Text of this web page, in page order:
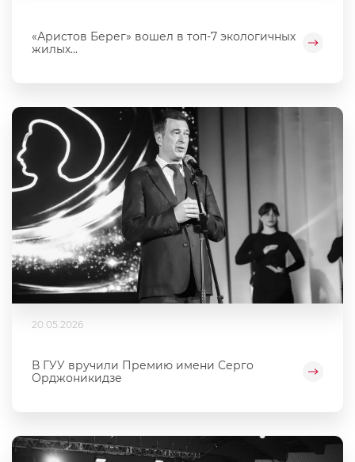
«Аристов Берег» вошел в топ-7 экологичных
жилых...
20.05.2026
В ГУУ вручили Премию имени Серго
Орджоникидзе